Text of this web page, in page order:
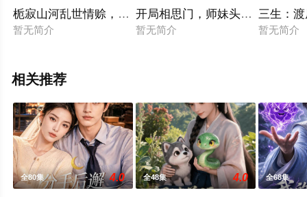
栀寂山河乱世情赊，认命
暂无简介
开局相思门，师妹头上冒恋爱选
暂无简介
三生：
暂无简介
相关推荐
全80集 4.0 全48集 4.0 全68集